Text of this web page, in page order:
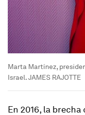
Marta Martínez,
Israel. JAMES RAJOTTE
En 2016, la